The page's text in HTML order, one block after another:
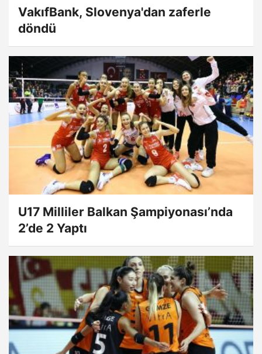
VakıfBank, Slovenya'dan zaferle
döndü
U17 Milliler Balkan Şampiyonası’nda
2’de 2 Yaptı